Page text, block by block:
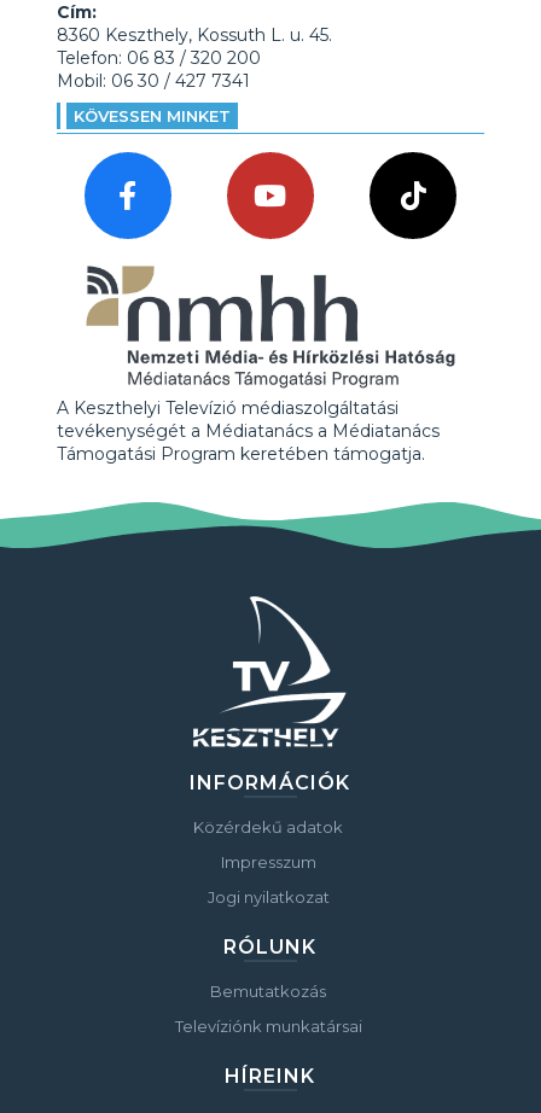
Cím:
8360 Keszthely, Kossuth L. u. 45.
Telefon: 06 83 / 320 200
Mobil: 06 30 / 427 7341
KÖVESSEN MINKET
A Keszthelyi Televízió médiaszolgáltatási
tevékenységét a Médiatanács a Médiatanács
Támogatási Program keretében támogatja.
INFORMÁCIÓK
Közérdekű adatok
Impresszum
Jogi nyilatkozat
RÓLUNK
Bemutatkozás
Televíziónk munkatársai
HÍREINK